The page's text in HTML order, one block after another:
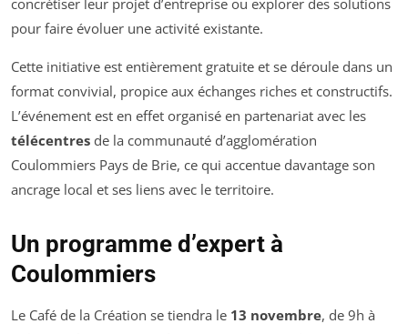
pour faire évoluer une activité existante.
Cette initiative est entièrement gratuite et se déroule dans un
format convivial, propice aux échanges riches et constructifs.
L’événement est en effet organisé en partenariat avec les
télécentres de la communauté d’agglomération
Coulommiers Pays de Brie, ce qui accentue davantage son
ancrage local et ses liens avec le territoire.
Un programme d’expert à
Coulommiers
Le Café de la Création se tiendra le 13 novembre, de 9h à